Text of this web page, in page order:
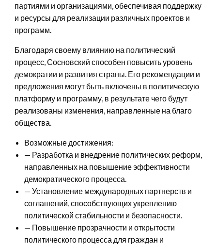
партиями и организациями, обеспечивая поддержку
и ресурсы для реализации различных проектов и
программ.
Благодаря своему влиянию на политический
процесс, Сосновский способен повысить уровень
демократии и развития страны. Его рекомендации и
предложения могут быть включены в политическую
платформу и программу, в результате чего будут
реализованы изменения, направленные на благо
общества.
Возможные достижения:
— Разработка и внедрение политических реформ,
направленных на повышение эффективности
демократического процесса.
— Установление международных партнерств и
соглашений, способствующих укреплению
политической стабильности и безопасности.
— Повышение прозрачности и открытости
политического процесса для граждан и